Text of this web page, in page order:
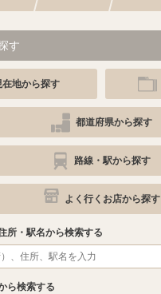
す
在地から探す
都道府県から探す
路線・駅から探す
よく行くお店から探す
所・駅名から検索する
ら検索する